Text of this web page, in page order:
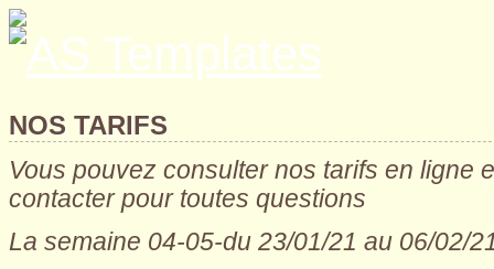
NOS TARIFS
Vous pouvez consulter nos tarifs en ligne
contacter pour toutes questions
La semaine 04-05-du 23/01/21 au 06/02/